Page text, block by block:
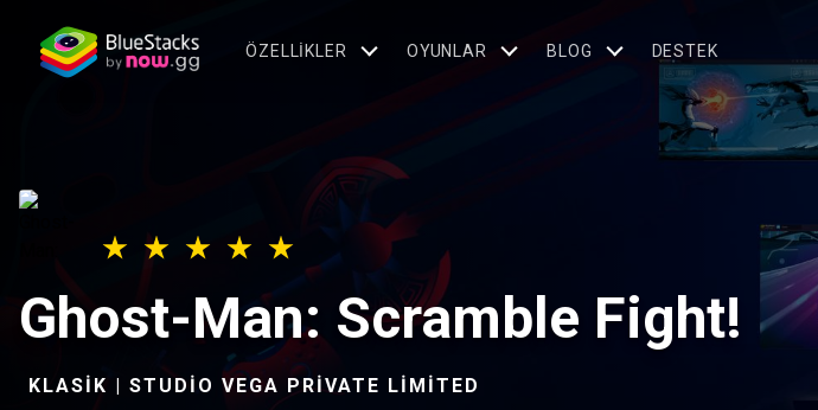
ÖZELLIKLER OYUNLAR BLOG DESTEK
Ghost-Man: Scramble Fight!
KLASIK | STUDIO VEGA PRIVATE LIMITED